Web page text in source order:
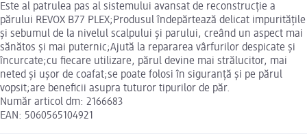
Este al patrulea pas al sistemului avansat de reconstrucție a
părului REVOX B77 PLEX;Produsul îndepărtează delicat impuritățile
și sebumul de la nivelul scalpului și parului, creând un aspect mai
sănătos și mai puternic;Ajută la repararea vârfurilor despicate și
încurcate;cu fiecare utilizare, părul devine mai strălucitor, mai
neted și ușor de coafat;se poate folosi în siguranță și pe părul
vopsit;are beneficii asupra tuturor tipurilor de păr.
Număr articol dm: 2166683
EAN: 5060565104921